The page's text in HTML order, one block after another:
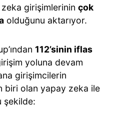
girişimlerinin çok
olduğunu aktarıyor.
112’sinin iflas
yoluna devam
girişimcilerin
biri olan yapay zeka ile
şekilde: